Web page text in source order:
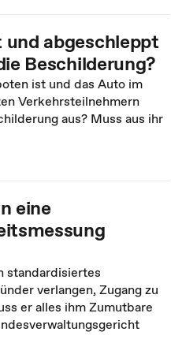
abgeschleppt
Beschilderung?
ist und das Auto im
Verkehrsteilnehmern
aus? Muss aus ihr
eine
standardisiertes
verlangen, Zugang zu
er alles ihm Zumutbare